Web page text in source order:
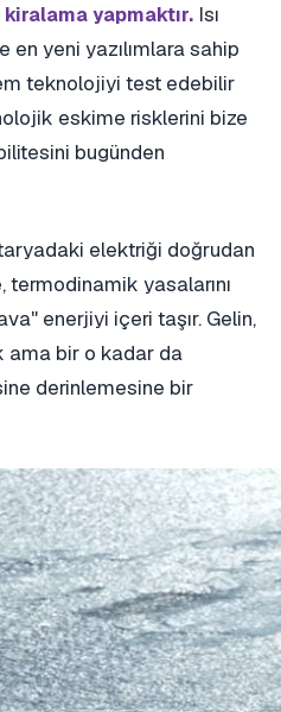
yapmaktır. Isı
en yeni yazılımlara sahip
teknolojiyi test edebilir
eskime risklerini bize
bugünden
elektriği doğrudan
termodinamik yasalarını
enerjiyi içeri taşır. Gelin,
ama bir o kadar da
derinlemesine bir